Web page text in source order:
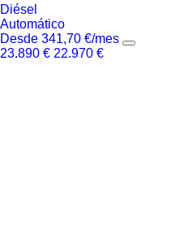
Diésel
Automático
Desde 341,70 €/mes
23.890 € 22.970 €